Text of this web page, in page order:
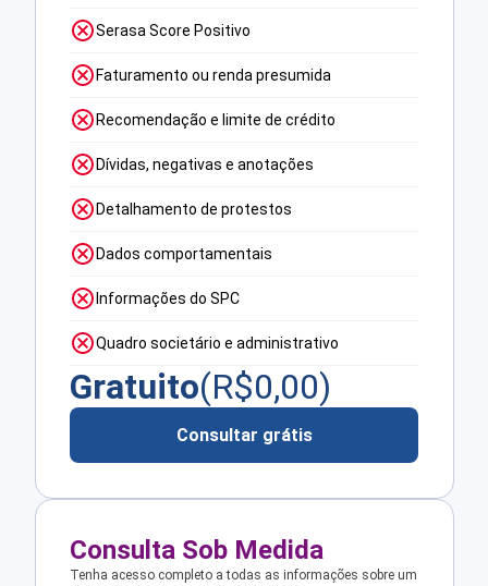
Serasa Score Positivo
Faturamento ou renda presumida
Recomendação e limite de crédito
Dívidas, negativas e anotações
Detalhamento de protestos
Dados comportamentais
Informações do SPC
Quadro societário e administrativo
Gratuito(R$0,00)
Consultar grátis
Consulta Sob Medida
Tenha acesso completo a todas as informações sobre um